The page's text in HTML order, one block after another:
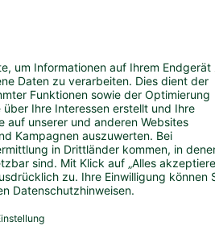
Liebe. Auch
in NRW?